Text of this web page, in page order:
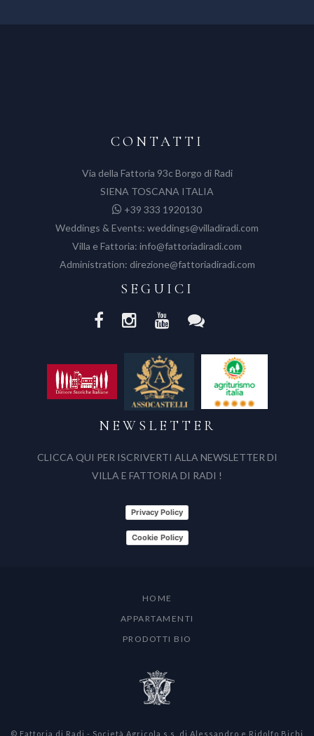
CONTATTI
Via della Fattoria 93c Borgo di Radi
SIENA TOSCANA ITALIA
+39 333 1920130
Weddings & Events: weddings@villadiradi.com
Villa e Fattoria: info@fattoriadiradi.com
Administration: direzione@fattoriadiradi.com
SEGUICI
NEWSLETTER
CLICCA QUI PER ISCRIVERTI ALLA NEWSLETTER DI
VILLA E FATTORIA DI RADI !
Privacy Policy
Cookie Policy
HOME
APPARTAMENTI
PRODOTTI BIO
© Fattoria di Radi - Società Agricola s.s. di Alessandro e Ridolfo Bichi